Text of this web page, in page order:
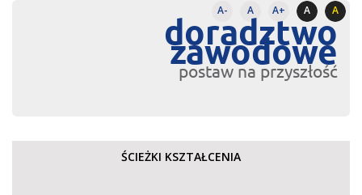
A- A A+ A A
doradztwo
zawodowe
postaw na przyszłość
ŚCIEŻKI KSZTAŁCENIA